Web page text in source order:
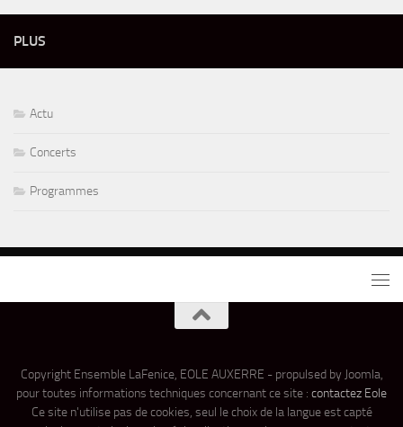
PLUS
Actu
Concerts
Programmes
Copyright Ensemble LaFenice, EOLE AUXERRE - propulsed by Joomla,
pour toutes informations techniques concernant ce site : contactez Eole
Ce site n'utilise pas de cookies, seul le choix de la langue est capté